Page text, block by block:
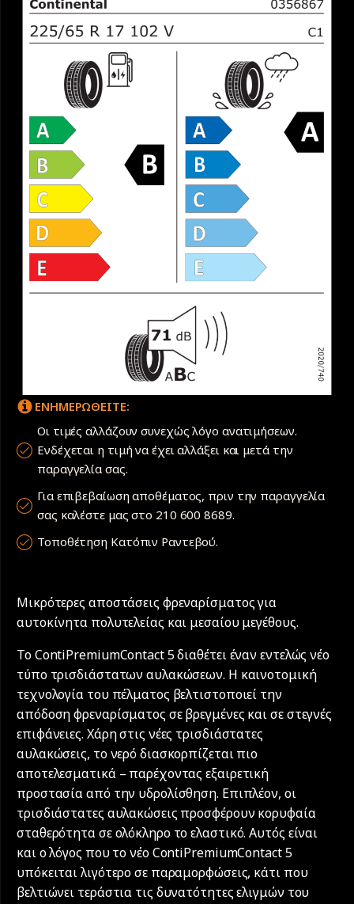
ΕΝΗΜΕΡΩΘΕΙΤΕ:
Οι τιμές αλλάζουν συνεχώς λόγο ανατιμήσεων.
Ενδέχεται η τιμή να έχει αλλάξει και μετά την
παραγγελία σας.
Για επιβεβαίωση αποθέματος, πριν την παραγγελία
σας καλέστε μας στο 210 600 8689.
Τοποθέτηση Κατόπιν Ραντεβού.
Μικρότερες αποστάσεις φρεναρίσματος για
αυτοκίνητα πολυτελείας και μεσαίου μεγέθους.
Το ContiPremiumContact 5 διαθέτει έναν εντελώς νέο
τύπο τρισδιάστατων αυλακώσεων. Η καινοτομική
τεχνολογία του πέλματος βελτιστοποιεί την
απόδοση φρεναρίσματος σε βρεγμένες και σε στεγνές
επιφάνειες. Χάρη στις νέες τρισδιάστατες
αυλακώσεις, το νερό διασκορπίζεται πιο
αποτελεσματικά – παρέχοντας εξαιρετική
προστασία από την υδρολίσθηση. Επιπλέον, οι
τρισδιάστατες αυλακώσεις προσφέρουν κορυφαία
σταθερότητα σε ολόκληρο το ελαστικό. Αυτός είναι
και ο λόγος που το νέο ContiPremiumContact 5
υπόκειται λιγότερο σε παραμορφώσεις, κάτι που
βελτιώνει τεράστια τις δυνατότητες ελιγμών του